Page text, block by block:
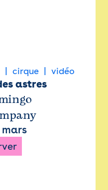
cirque vidéo
astres
mars